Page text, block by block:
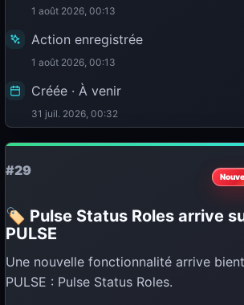
1 août 2026, 00:13
Action enregistrée
1 août 2026, 00:13
Créée · À venir
31 juil. 2026, 00:32
#29
🏷️ Pulse Status Roles arrive
PULSE
Une nouvelle fonctionnalité arrive
PULSE : Pulse Status Roles.